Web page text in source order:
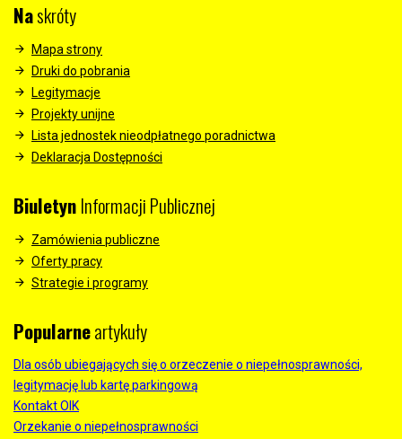
Naskróty
Mapa strony
Druki do pobrania
Legitymacje
Projekty unijne
Lista jednostek nieodpłatnego poradnictwa
Deklaracja Dostępności
BiuletynInformacji Publicznej
Zamówienia publiczne
Oferty pracy
Strategie i programy
Popularneartykuły
Dla osób ubiegających się o orzeczenie o niepełnosprawności,
legitymację lub kartę parkingową
Kontakt OIK
Orzekanie o niepełnosprawności